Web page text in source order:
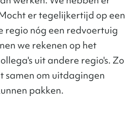
er tegelijkertijd op een
regio nóg een redvoertuig
we rekenen op het
uit andere regio's. Zo
samen om uitdagingen
pakken.